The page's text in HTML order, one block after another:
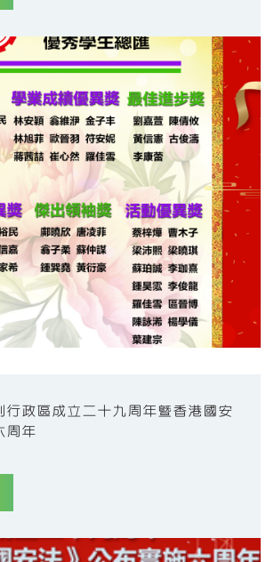
行政區成立二十九周年暨香港國安
周年